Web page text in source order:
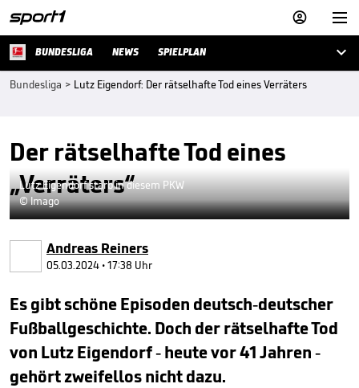


BUNDESLIGA NEWS SPIELPLAN 
Bundesliga > Lutz Eigendorf: Der rätselhafte Tod eines Verräters
Der rätselhafte Tod eines
„Verräters“
Lutz Eigendorf starb in diesem PKW
© Imago
Andreas Reiners
05.03.2024 • 17:38 Uhr
Es gibt schöne Episoden deutsch-deutscher
Fußballgeschichte. Doch der rätselhafte Tod
von Lutz Eigendorf - heute vor 41 Jahren -
gehört zweifellos nicht dazu.